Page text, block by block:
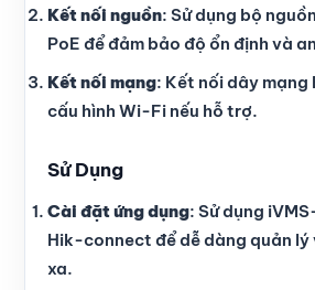
Kết nối nguồn: Sử dụng bộ
PoE để đảm bảo độ ổn định và
Kết nối mạng: Kết nối dây
cấu hình Wi-Fi nếu hỗ trợ.
Sử Dụng
Cài đặt ứng dụng: Sử dụng
Hik-connect để dễ dàng quản lý
xa.